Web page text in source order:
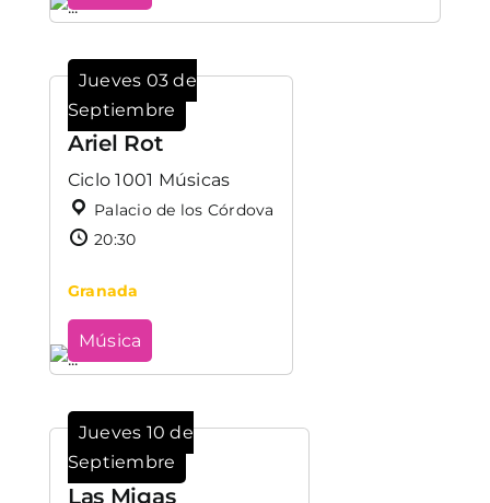
Jueves 03 de
Septiembre
Ariel Rot
Ciclo 1001 Músicas
Palacio de los Córdova
20:30
Granada
Música
Jueves 10 de
Septiembre
Las Migas